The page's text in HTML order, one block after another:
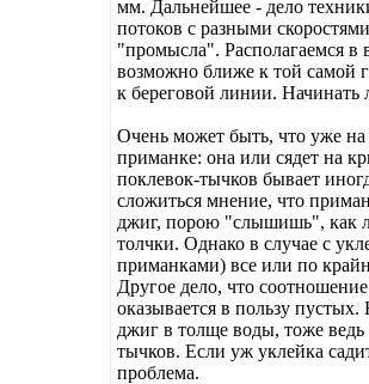
мм. Дальнейшее - дело
потоков с разными
"промысла". Располагаемся в
возможно ближе к той самой
к береговой линии.
Очень может быть, что уже на
приманке: она или сядет на
поклевок-тычков бывает
сложиться мнение, что
джиг, порою "слышишь", как
толчки. Однако в случае с
приманками) все или по
Другое дело, что
оказывается в пользу
джиг в толще воды, тоже
тычков. Если уж уклейка
проблема.